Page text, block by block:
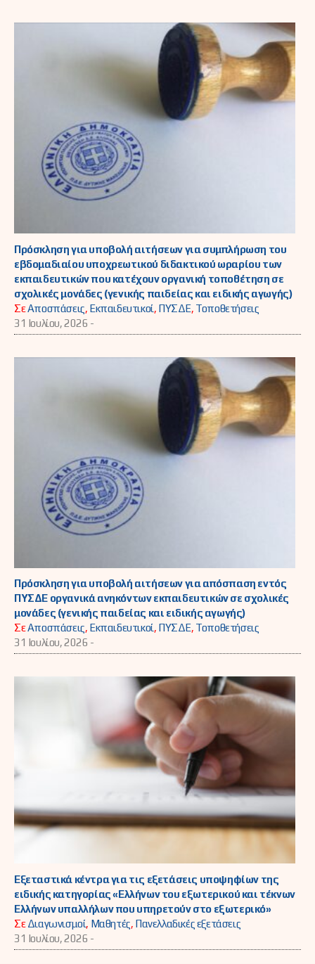
Πρόσκληση για υποβολή αιτήσεων για συμπλήρωση του
εβδομαδιαίου υποχρεωτικού διδακτικού ωραρίου των
εκπαιδευτικών που κατέχουν οργανική τοποθέτηση σε
σχολικές μονάδες (γενικής παιδείας και ειδικής αγωγής)
ΣεΑποσπάσεις, Εκπαιδευτικοί, ΠΥΣΔΕ, Τοποθετήσεις
31 Ιουλίου, 2026 -
Πρόσκληση για υποβολή αιτήσεων για απόσπαση εντός
ΠΥΣΔΕ οργανικά ανηκόντων εκπαιδευτικών σε σχολικές
μονάδες (γενικής παιδείας και ειδικής αγωγής)
ΣεΑποσπάσεις, Εκπαιδευτικοί, ΠΥΣΔΕ, Τοποθετήσεις
31 Ιουλίου, 2026 -
Εξεταστικά κέντρα για τις εξετάσεις υποψηφίων της
ειδικής κατηγορίας «Ελλήνων του εξωτερικού και τέκνων
Ελλήνων υπαλλήλων που υπηρετούν στο εξωτερικό»
ΣεΔιαγωνισμοί, Μαθητές, Πανελλαδικές εξετάσεις
31 Ιουλίου, 2026 -